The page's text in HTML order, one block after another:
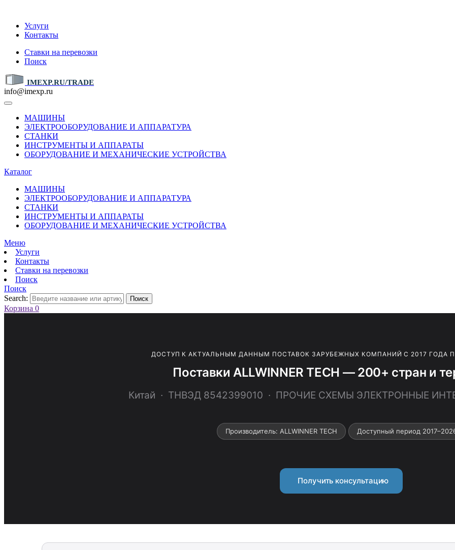
Услуги
Контакты
Ставки на перевозки
Поиск
IMEXP.RU/TRADE
info@imexp.ru
МАШИНЫ
ЭЛЕКТРООБОРУДОВАНИЕ И АППАРАТУРА
СТАНКИ
ИНСТРУМЕНТЫ И АППАРАТЫ
ОБОРУДОВАНИЕ И МЕХАНИЧЕСКИЕ УСТРОЙСТВА
Каталог
МАШИНЫ
ЭЛЕКТРООБОРУДОВАНИЕ И АППАРАТУРА
СТАНКИ
ИНСТРУМЕНТЫ И АППАРАТЫ
ОБОРУДОВАНИЕ И МЕХАНИЧЕСКИЕ УСТРОЙСТВА
Меню
Услуги
Контакты
Ставки на перевозки
Поиск
Поиск
Search:
Поиск
Корзина 0
ДОСТУП К АКТУАЛЬНЫМ ДАННЫМ ПОСТАВОК ЗАРУБЕЖНЫХ КОМПАНИЙ С 2017 ГОДА
Поставки ALLWINNER TECH — 200+ стран и
Китай · ТНВЭД 8542399010 · ПРОЧИЕ СХЕМЫ ЭЛЕКТРОННЫЕ
Производитель: ALLWINNER TECH Доступный период
Получить консультацию